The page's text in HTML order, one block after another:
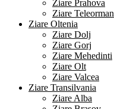
Ziare Prahova
Ziare Teleorman
Ziare Oltenia
Ziare Dolj
Ziare Gorj
Ziare Mehedinti
Ziare Olt
Ziare Valcea
Ziare Transilvania
Ziare Alba